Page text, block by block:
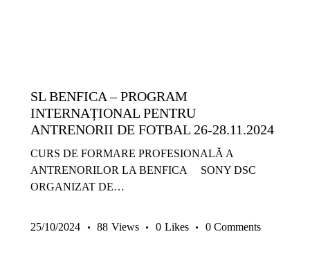
SL BENFICA – PROGRAM
INTERNAȚIONAL PENTRU
ANTRENORII DE FOTBAL 26-28.11.2024
CURS DE FORMARE PROFESIONALĂ A
ANTRENORILOR LA BENFICA SONY DSC
ORGANIZAT DE…
25/10/2024 88 Views 0 Likes 0 Comments